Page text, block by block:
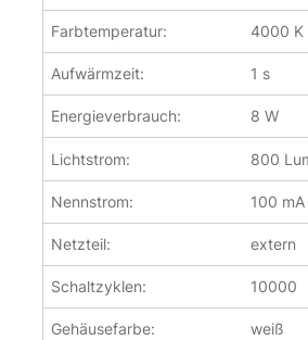
Farbtemperatur: 4000 K
Aufwärmzeit: 1 s
Energieverbrauch: 8 W
Lichtstrom: 800
Nennstrom: 100 mA
Netzteil: extern
Schaltzyklen: 10000
Gehäusefarbe: weiß